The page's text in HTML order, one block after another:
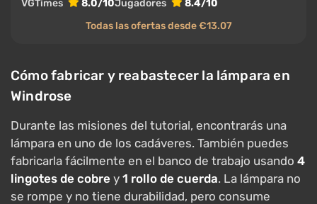
VGTimes 8.0/10Jugadores
8.4/10
Todas las ofertas desde €13.07
Cómo fabricar y reabastecer la lámpara en
Windrose
Durante las misiones del tutorial, encontrarás una
lámpara en uno de los cadáveres. También puedes
fabricarla fácilmente en el banco de trabajo usando 4
lingotes de cobre y 1 rollo de cuerda. La lámpara no
se rompe y no tiene durabilidad, pero consume